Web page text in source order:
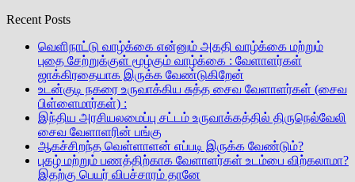
Recent Posts
வெளிநாட்டு வாழ்க்கை என்னும் அகதி வாழ்க்கை மற்றும்
புதை சேற்றுக்குள் மூழ்கும் வாழ்க்கை : வேளாளர்கள்
ஜாக்கிரதையாக இருக்க வேண்டுகிறேன்
உடன்குடி நகரை உருவாக்கிய சுத்த சைவ வேளாளர்கள் (சைவ
பிள்ளைமார்கள்) :
இந்திய அரசியலமைப்பு சட்டம் உருவாக்கத்தில் திருநெல்வேலி
சைவ வேளாளரின் பங்கு
ஆகச்சிறந்த வெள்ளாளன் எப்படி இருக்க வேண்டும்?
புகழ் மற்றும் பணத்திற்காக வேளாளர்கள் உடம்பை விற்கலாமா?
இதற்கு பெயர் விபச்சாரம் தானே